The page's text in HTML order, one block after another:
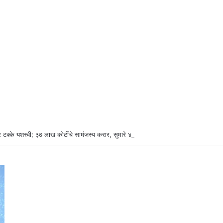
टक्के यशस्वी; ३७ लाख कोटींचे सामंजस्य करार, सुमारे ४३ लाख रोजगारनिर्मिती – उद्योगमंत्री